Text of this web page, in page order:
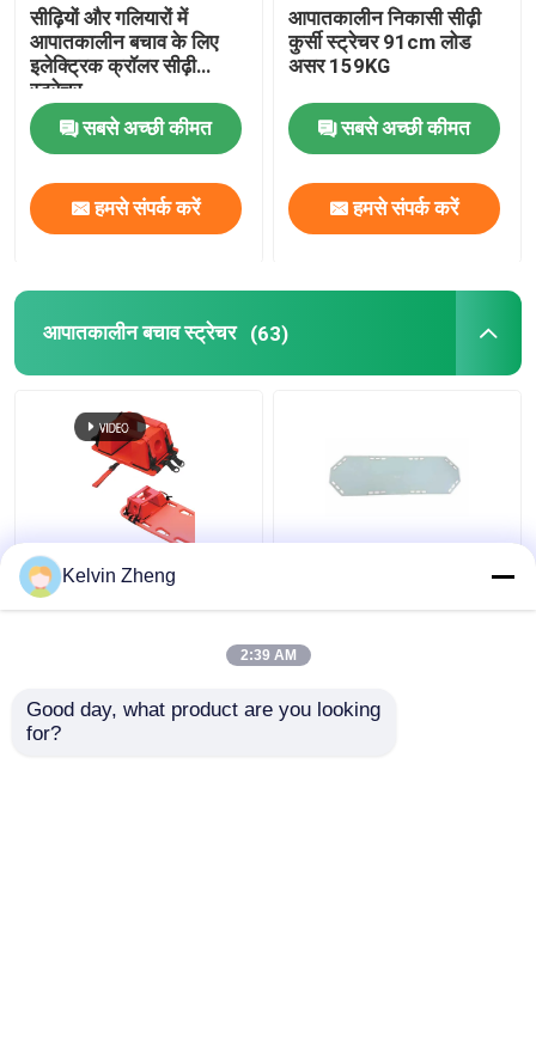
सीढ़ियों और गलियारों में
आपातकालीन बचाव के लिए
इलेक्ट्रिक क्रॉलर सीढ़ी
स्ट्रेचर
सबसे अच्छी कीमत
हमसे संपर्क करें
आपातकालीन निकासी सीढ़ी
कुर्सी स्ट्रेचर 91cm लोड
असर 159KG
सबसे अच्छी कीमत
हमसे संपर्क करें
आपातकालीन बचाव स्ट्रेचर (63)
186CM 22in रोगी स्लाइडर
कैनवास
Kelvin Zheng
2:39 AM
Good day, what product are you looking
for?